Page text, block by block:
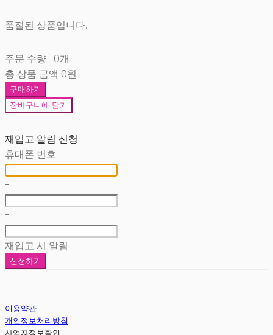
품절된 상품입니다.
주문 수량 0개
총 상품 금액 0원
구매하기
장바구니에 담기
재입고 알림 신청
휴대폰 번호
-
-
재입고 시 알림
신청하기
이용약관
개인정보처리방침